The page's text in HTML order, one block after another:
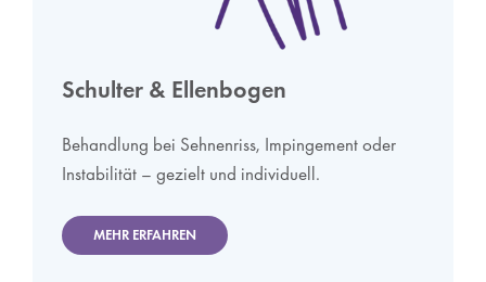
Schulter & Ellenbogen
Behandlung bei Sehnenriss, Impingement oder
Instabilität – gezielt und individuell.
MEHR ERFAHREN